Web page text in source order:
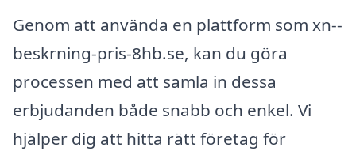
Genom att använda en plattform som xn--
beskrning-pris-8hb.se, kan du göra
processen med att samla in dessa
erbjudanden både snabb och enkel. Vi
hjälper dig att hitta rätt företag för